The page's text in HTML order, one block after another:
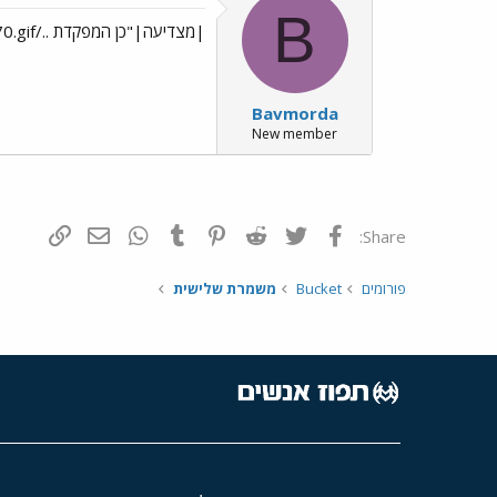
B
Bavmorda
New member
|מצדיעה|"כן המפקדת ../images/Emo70.gif"בהקשב כזה../images/Emo127.gif
Share: פייסבוק Twitter
Reddit
Pinterest
Tumblr
WhatsAppדואר אלקטרוני
פורומים Bucket משמרת שלישית